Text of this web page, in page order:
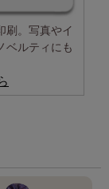
刷。写真やイ
ベルティにも